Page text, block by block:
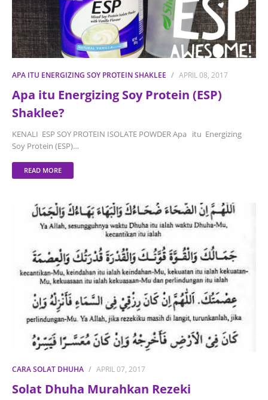
APA ITU ENERGIZING SOY PROTEIN SHAKLEE APRIL 08, 2017
Apa itu Energizing Soy Protein (ESP)
Shaklee?
KENALI ESP SOY PROTEIN ISOLATE POWDER Apa itu Energizing
Soy Protein (ESP)…
READ MORE
CARA SOLAT DHUHA APRIL 07, 2017
Solat Dhuha Murahkan Rezeki